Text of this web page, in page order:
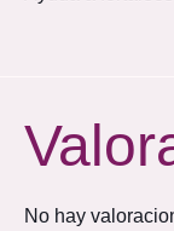
No hay